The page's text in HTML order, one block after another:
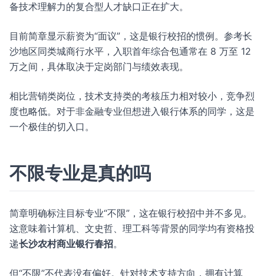
备技术理解力的复合型人才缺口正在扩大。
目前简章显示薪资为“面议”，这是银行校招的惯例。参考长
沙地区同类城商行水平，入职首年综合包通常在 8 万至 12
万之间，具体取决于定岗部门与绩效表现。
相比营销类岗位，技术支持类的考核压力相对较小，竞争烈
度也略低。对于非金融专业但想进入银行体系的同学，这是
一个极佳的切入口。
不限专业是真的吗
简章明确标注目标专业“不限”，这在银行校招中并不多见。
这意味着计算机、文史哲、理工科等背景的同学均有资格投
递长沙农村商业银行春招。
但“不限”不代表没有偏好。针对技术支持方向，拥有计算